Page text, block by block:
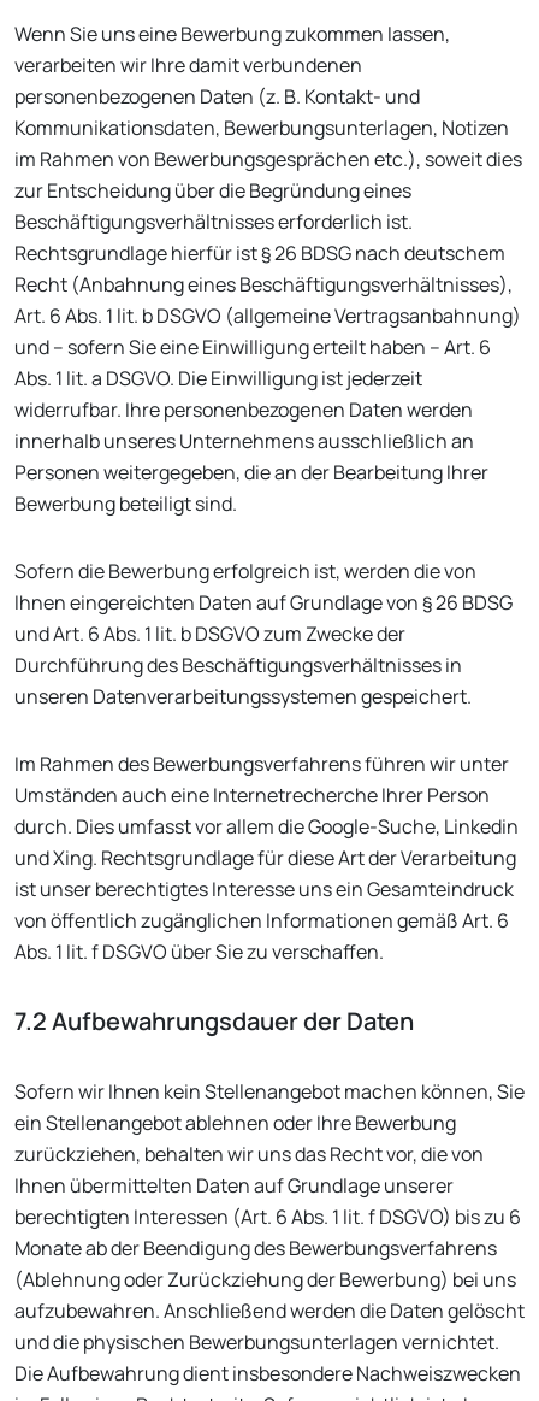
Wenn Sie uns eine Bewerbung zukommen lassen,
verarbeiten wir Ihre damit verbundenen
personenbezogenen Daten (z. B. Kontakt- und
Kommunikationsdaten, Bewerbungsunterlagen, Notizen
im Rahmen von Bewerbungsgesprächen etc.), soweit dies
zur Entscheidung über die Begründung eines
Beschäftigungsverhältnisses erforderlich ist.
Rechtsgrundlage hierfür ist § 26 BDSG nach deutschem
Recht (Anbahnung eines Beschäftigungsverhältnisses),
Art. 6 Abs. 1 lit. b DSGVO (allgemeine Vertragsanbahnung)
und – sofern Sie eine Einwilligung erteilt haben – Art. 6
Abs. 1 lit. a DSGVO. Die Einwilligung ist jederzeit
widerrufbar. Ihre personenbezogenen Daten werden
innerhalb unseres Unternehmens ausschließlich an
Personen weitergegeben, die an der Bearbeitung Ihrer
Bewerbung beteiligt sind.
Sofern die Bewerbung erfolgreich ist, werden die von
Ihnen eingereichten Daten auf Grundlage von § 26 BDSG
und Art. 6 Abs. 1 lit. b DSGVO zum Zwecke der
Durchführung des Beschäftigungsverhältnisses in
unseren Datenverarbeitungssystemen gespeichert.
Im Rahmen des Bewerbungsverfahrens führen wir unter
Umständen auch eine Internetrecherche Ihrer Person
durch. Dies umfasst vor allem die Google-Suche, Linkedin
und Xing. Rechtsgrundlage für diese Art der Verarbeitung
ist unser berechtigtes Interesse uns ein Gesamteindruck
von öffentlich zugänglichen Informationen gemäß Art. 6
Abs. 1 lit. f DSGVO über Sie zu verschaffen.
7.2 Aufbewahrungsdauer der Daten
Sofern wir Ihnen kein Stellenangebot machen können, Sie
ein Stellenangebot ablehnen oder Ihre Bewerbung
zurückziehen, behalten wir uns das Recht vor, die von
Ihnen übermittelten Daten auf Grundlage unserer
berechtigten Interessen (Art. 6 Abs. 1 lit. f DSGVO) bis zu 6
Monate ab der Beendigung des Bewerbungsverfahrens
(Ablehnung oder Zurückziehung der Bewerbung) bei uns
aufzubewahren. Anschließend werden die Daten gelöscht
und die physischen Bewerbungsunterlagen vernichtet.
Die Aufbewahrung dient insbesondere Nachweiszwecken